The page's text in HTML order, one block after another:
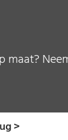
maat?
>